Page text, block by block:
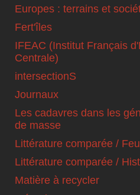
Europes : terrains et
Fert'îles
IFEAC (Institut Français
Centrale)
intersectionS
Journaux
Les cadavres dans les
de masse
Littérature comparée /
Littérature comparée /
Matière à recycler